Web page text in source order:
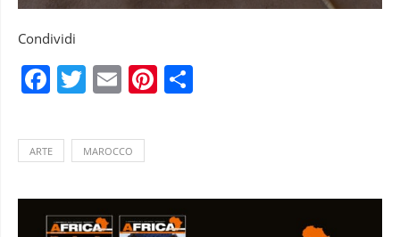
Condividi
Facebook
Twitter
EmailPinterest
ARTE MAROCCO